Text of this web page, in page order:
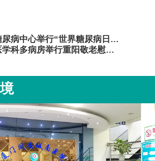
病中心举行“世界糖尿病日”义诊
科多病房举行重阳敬老慰问活动